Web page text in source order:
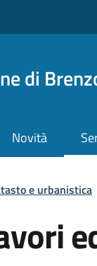
di
Novità
pane
e urbanistica